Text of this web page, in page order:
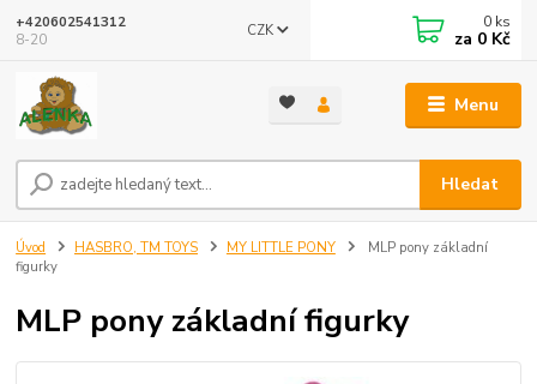
Menu
CZK
Hledat
+420602541312
8-20
0 ks
za 0 Kč
Úvod HASBRO, TM TOYS MY LITTLE PONY
MLP pony základní
figurky
MLP pony základní figurky